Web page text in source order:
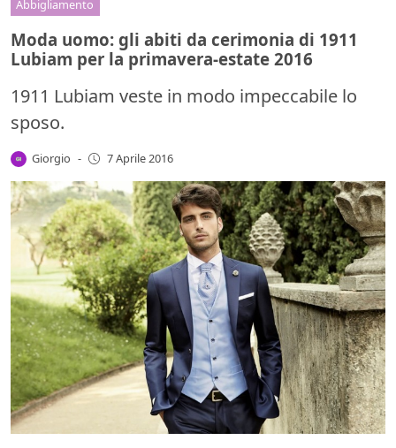
Abbigliamento
Moda uomo: gli abiti da cerimonia di 1911
Lubiam per la primavera-estate 2016
1911 Lubiam veste in modo impeccabile lo
sposo.
Giorgio - 7 Aprile 2016